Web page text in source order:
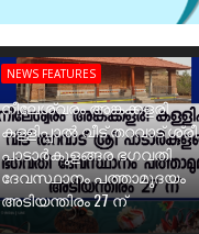
NEWS FEATURES
നീലേശ്വരം അങ്കക്കളരി
കള്ളിപ്പാൽ വീട് തറവാട് ശ്രീ
പാടാർകുളങ്ങര ഭഗവതി
ദേവസ്ഥാനം പത്താമുദയം
അടിയന്തിരം 27 ന്